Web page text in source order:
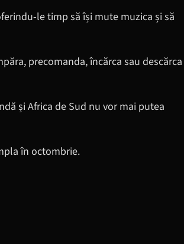
le timp să își mute muzica și să
precomanda, încărca sau descărca
și Africa de Sud nu vor mai putea
în octombrie.